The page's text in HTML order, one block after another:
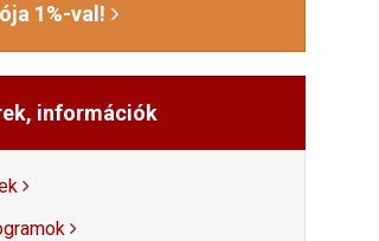
1%-val!
információk